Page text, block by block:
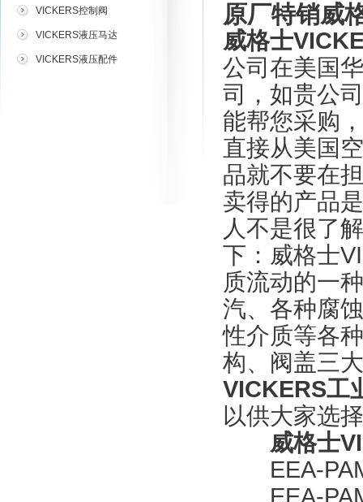
VICKERS控制阀
VICKERS液压马达
VICKERS液压配件
原厂特销威
威格士
公司在美国
司，如贵公
能帮您采购
直接从美国
品就不要在
卖得的产品
人不是很了
下：威格士
质流动的一
汽、各种腐
性介质等各
构、阀盖三
VICKERS工
以供大家选
威格士
EEA-
EEA-